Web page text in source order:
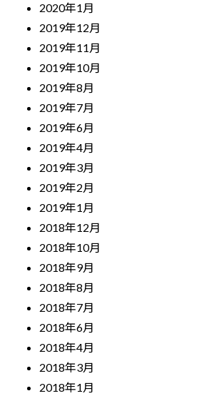
2020年1月
2019年12月
2019年11月
2019年10月
2019年8月
2019年7月
2019年6月
2019年4月
2019年3月
2019年2月
2019年1月
2018年12月
2018年10月
2018年9月
2018年8月
2018年7月
2018年6月
2018年4月
2018年3月
2018年1月